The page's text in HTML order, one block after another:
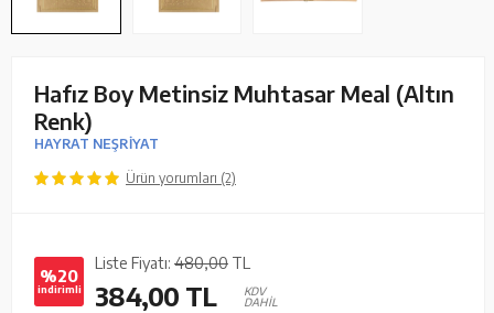
Hafız Boy Metinsiz Muhtasar Meal (Altın
Renk)
HAYRAT NEŞRİYAT
Ürün yorumları (2)
%20
indirimli
Liste Fiyatı: 480,00 TL
384,00 TL
KDV
DAHİL